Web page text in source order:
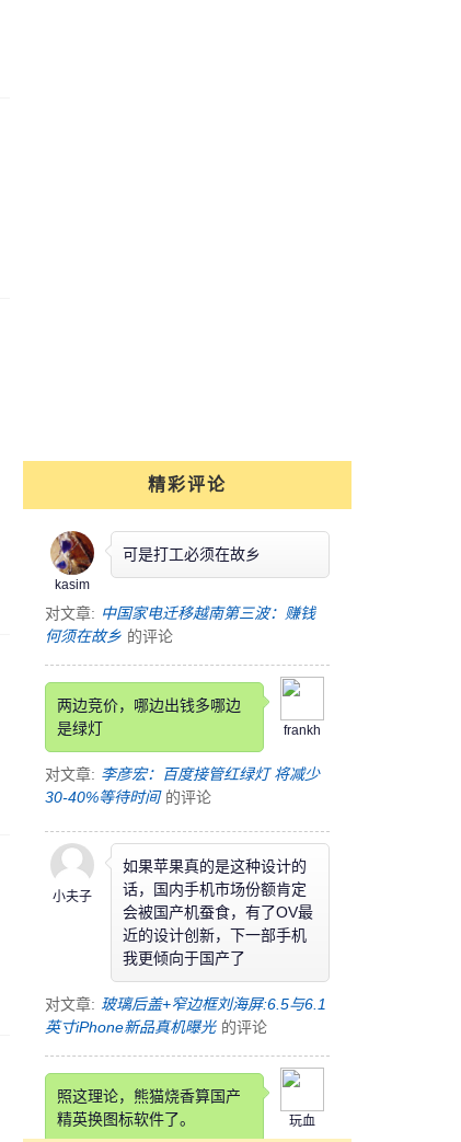
精彩评论
kasim
可是打工必须在故乡
对文章: 中国家电迁移越南第三波：赚钱
何须在故乡 的评论
frankh
两边竞价，哪边出钱多哪边
是绿灯
对文章: 李彦宏：百度接管红绿灯 将减少
30-40%等待时间 的评论
小夫子
如果苹果真的是这种设计的
话，国内手机市场份额肯定
会被国产机蚕食，有了OV最
近的设计创新，下一部手机
我更倾向于国产了
对文章: 玻璃后盖+窄边框刘海屏:6.5与6.1
英寸iPhone新品真机曝光 的评论
玩血
照这理论，熊猫烧香算国产
精英换图标软件了。